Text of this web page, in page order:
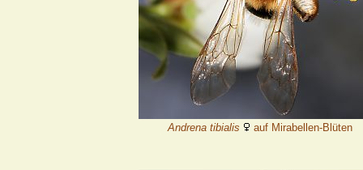
Andrena tibialis auf Mirabellen-Blüten